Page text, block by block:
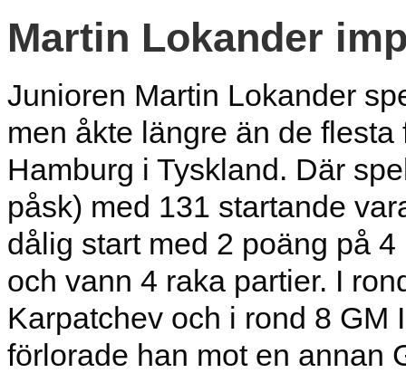
Martin Lokander
Junioren Martin Lokander
men åkte längre än de
Hamburg i Tyskland. Där
påsk) med 131 startande
dålig start med 2 poäng på
och vann 4 raka partier. I
Karpatchev och i rond 8 GM
förlorade han mot en annan